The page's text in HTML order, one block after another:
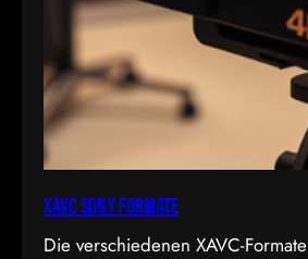
XAVC Sony Formate
Die verschiedenen XAVC-